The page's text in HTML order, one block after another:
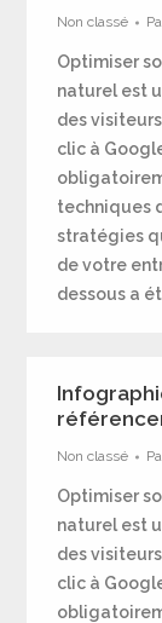
Non classé
Optimiser
naturel est
des
clic à
techniques
stratégies
de votre
dessous a
Non classé
Optimiser
naturel est
des
clic à